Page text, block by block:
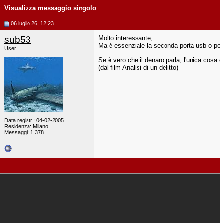
Visualizza messaggio singolo
06 luglio 26, 12:23
sub53
User
Data registr.: 04-02-2005
Residenza: Milano
Messaggi: 1.378
Molto interessante,
Ma é essenziale la seconda porta usb o
Se è vero che il denaro parla, l'unica
(dal film Analisi di un delitto)